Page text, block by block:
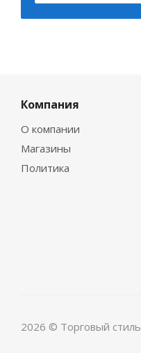
Компания
О компании
Магазины
Политика
2026 © Торговый стиль